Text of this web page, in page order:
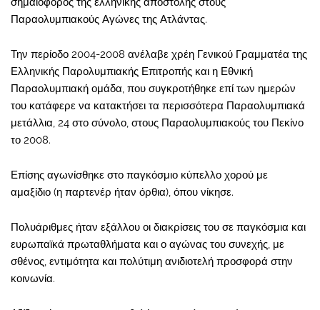
Παραολυμπιακούς Αγώνες της Ατλάντας.
Την περίοδο 2004-2008 ανέλαβε χρέη Γενικού Γραμματέα της
Ελληνικής Παρολυμπιακής Επιτροπής και η Εθνική
Παραολυμπιακή ομάδα, που συγκροτήθηκε επί των ημερών
του κατάφερε να κατακτήσει τα περισσότερα Παραολυμπιακά
μετάλλια, 24 στο σύνολο, στους Παραολυμπιακούς του Πεκίνο
το 2008.
Επίσης αγωνίσθηκε στο παγκόσμιο κύπελλο χορού με
αμαξίδιο (η παρτενέρ ήταν όρθια), όπου νίκησε.
Πολυάριθμες ήταν εξάλλου οι διακρίσεις του σε παγκόσμια και
ευρωπαϊκά πρωταθλήματα και ο αγώνας του συνεχής, με
σθένος, εντιμότητα και πολύτιμη ανιδιοτελή προσφορά στην
κοινωνία.